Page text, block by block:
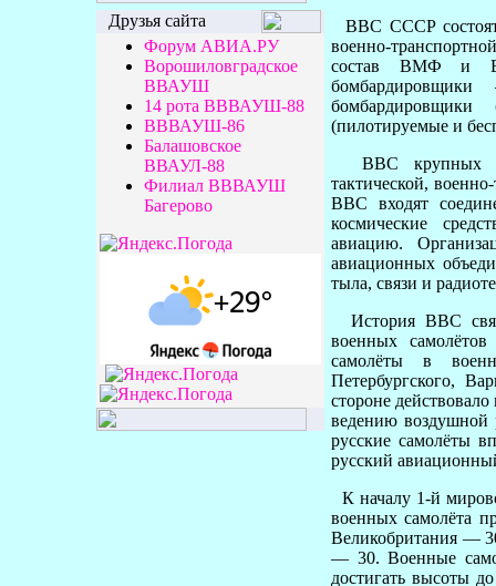
Друзья сайта
Форум АВИА.РУ
Ворошиловградское
ВВАУШ
14 рота ВВВАУШ-88
ВВВАУШ-86
Балашовское
ВВАУЛ-88
Филиал ВВВАУШ
Багерово
ВВС СССР состоят
военно-
состав ВМФ и
бомбардировщики
бомбардировщики
(пилотируемые и
ВВС крупных
тактической,
ВВС входят
космические
авиацию.
авиационных
тыла, связи и
История ВВС
военных
самолёты в
Петербургского,
стороне
ведению воздушной
русские самолёты
русский
К началу 1-й
военных самолёта
Великобритания —
— 30. Военные
достигать высоты